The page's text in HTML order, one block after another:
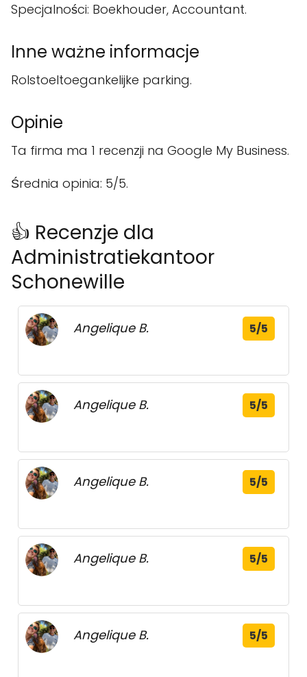
Specjalności: Boekhouder, Accountant.
Inne ważne informacje
Rolstoeltoegankelijke parking.
Opinie
Ta firma ma 1 recenzji na Google My Business.
Średnia opinia: 5/5.
👍 Recenzje dla
Administratiekantoor
Schonewille
Angelique B. 5/5
Angelique B. 5/5
Angelique B. 5/5
Angelique B. 5/5
Angelique B. 5/5